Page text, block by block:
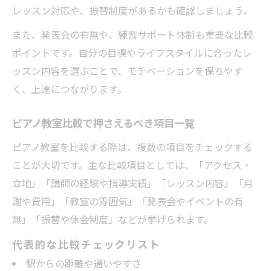
レッスン対応や、振替制度があるかも確認しましょう。
また、発表会の有無や、練習サポート体制も重要な比較
ポイントです。自分の目標やライフスタイルに合ったレ
ッスン内容を選ぶことで、モチベーションを保ちやす
く、上達につながります。
ピアノ教室比較で押さえるべき項目一覧
ピアノ教室を比較する際は、複数の項目をチェックする
ことが大切です。主な比較項目としては、「アクセス・
立地」「講師の経験や指導実績」「レッスン内容」「月
謝や費用」「教室の雰囲気」「発表会やイベントの有
無」「振替や休会制度」などが挙げられます。
代表的な比較チェックリスト
駅からの距離や通いやすさ